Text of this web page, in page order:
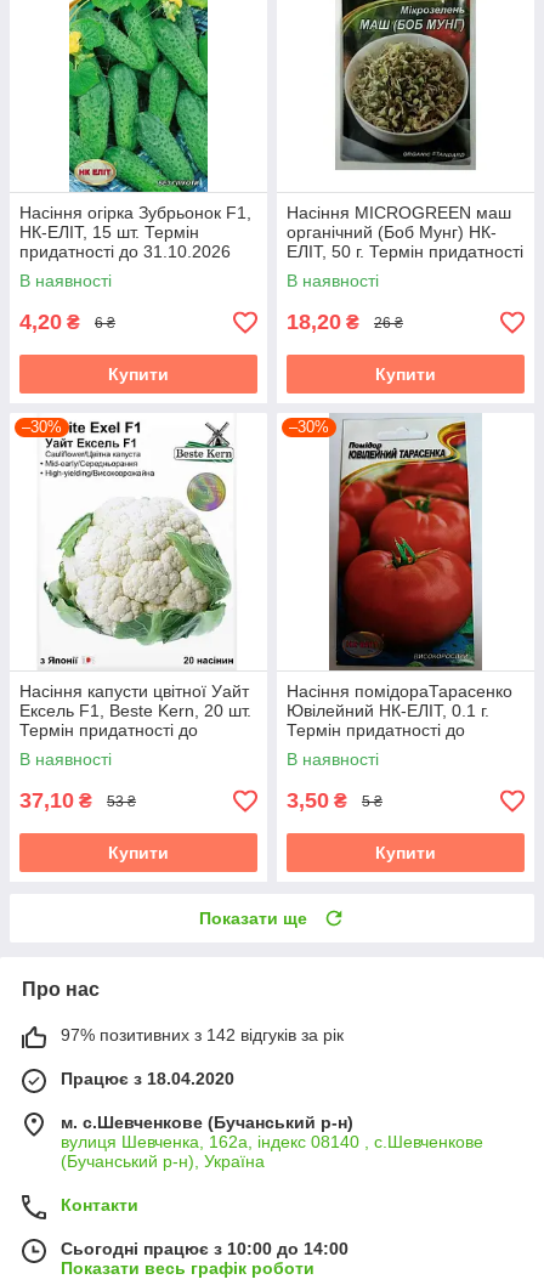
Насіння огірка Зубрьонок F1,
НК-ЕЛІТ, 15 шт. Термін
придатності до 31.10.2026
В наявності
4,20 ₴ 6 ₴
Купити
Насіння MICROGREEN маш
органічний (Боб Мунг) НК-
ЕЛІТ, 50 г. Термін придатності
до 31.10.2026
В наявності
18,20 ₴ 26 ₴
Купити
–30%
Насіння капусти цвітної Уайт
Ексель F1, Beste Kern, 20 шт.
Термін придатності до
31.10.2026
В наявності
37,10 ₴ 53 ₴
Купити
–30%
Насіння помідораТарасенко
Ювілейний НК-ЕЛІТ, 0.1 г.
Термін придатності до
31.10.2026
В наявності
3,50 ₴ 5 ₴
Купити
Показати ще
Про нас
97% позитивних з 142 відгуків за рік
Працює з 18.04.2020
м. с.Шевченкове (Бучанський р-н)
вулиця Шевченка, 162а, індекс 08140 , с.Шевченкове
(Бучанський р-н), Україна
Контакти
Сьогодні працює з 10:00 до 14:00
Показати весь графік роботи